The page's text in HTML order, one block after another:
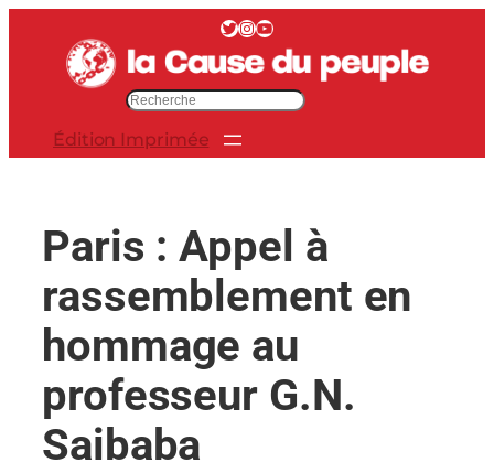
contenu
Twitter InstagramYouTube
e
r
Édition Imprimée
Paris : Appel à
rassemblement en
hommage au
professeur G.N.
Saibaba